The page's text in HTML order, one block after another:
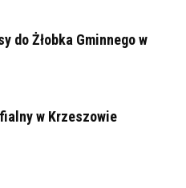
do Żłobka Gminnego w
w Krzeszowie